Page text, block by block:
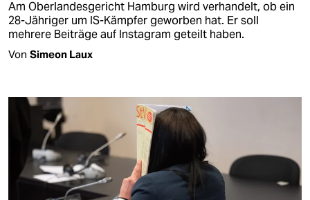
Am Oberlandesgericht Hamburg wird verhandelt, ob ein
28-Jähriger um IS-Kämpfer geworben hat. Er soll
mehrere Beiträge auf Instagram geteilt haben.
Von Simeon Laux